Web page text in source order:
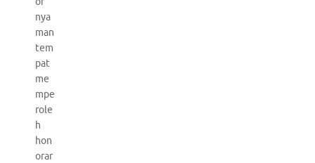
nya
man
tem
pat
me
mpe
role
h
hon
orar